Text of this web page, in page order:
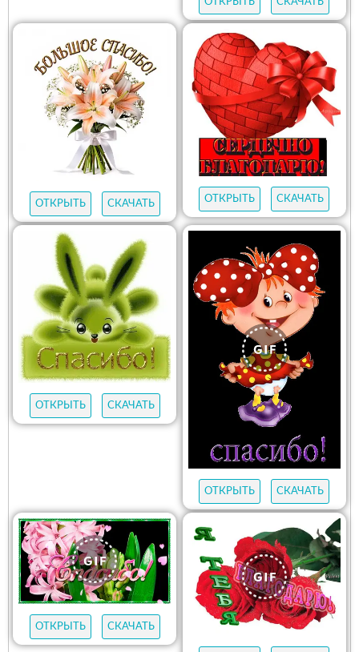
ОТКРЫТЬ СКАЧАТЬ ОТКРЫТЬ СКАЧАТЬ
ОТКРЫТЬ СКАЧАТЬ
ОТКРЫТЬ СКАЧАТЬ
ОТКРЫТЬ СКАЧАТЬ